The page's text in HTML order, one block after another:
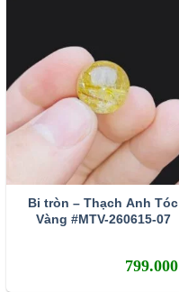
Bi tròn – Thạch Anh Tóc
Vàng #MTV-260615-07
799.000